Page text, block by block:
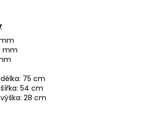
mm
75 cm
54 cm
28 cm